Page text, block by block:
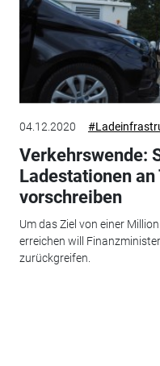
04.12.2020
Verkehrswende:
Ladestationen
vorschreiben
Um das Ziel von einer
erreichen will
zurückgreifen.